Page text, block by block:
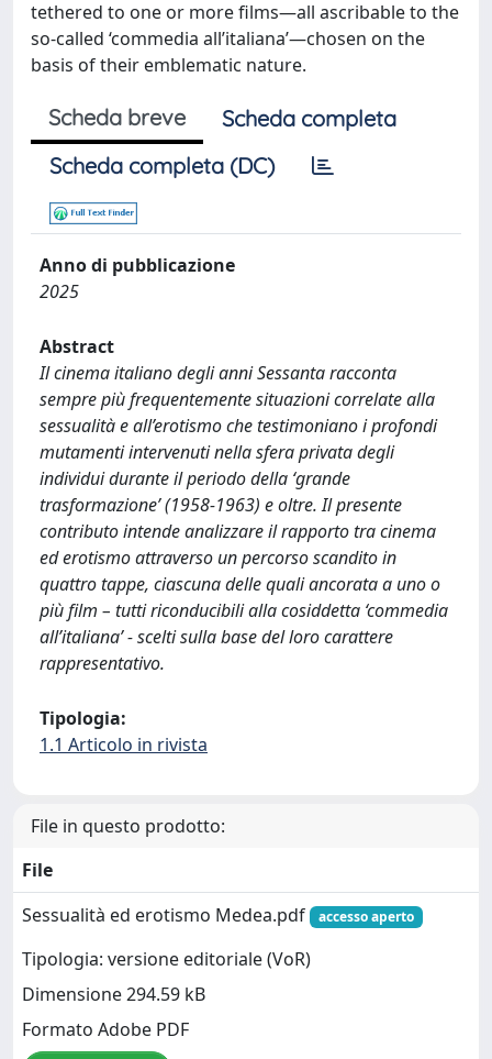
tethered to one or more films—all ascribable to the
so‑called ‘commedia all’italiana’—chosen on the
basis of their emblematic nature.
Scheda breve
Scheda completa
Scheda completa (DC)
Anno di pubblicazione
2025
Abstract
Il cinema italiano degli anni Sessanta racconta
sempre più frequentemente situazioni correlate alla
sessualità e all’erotismo che testimoniano i profondi
mutamenti intervenuti nella sfera privata degli
individui durante il periodo della ‘grande
trasformazione’ (1958-1963) e oltre. Il presente
contributo intende analizzare il rapporto tra cinema
ed erotismo attraverso un percorso scandito in
quattro tappe, ciascuna delle quali ancorata a uno o
più film – tutti riconducibili alla cosiddetta ‘commedia
all’italiana’ - scelti sulla base del loro carattere
rappresentativo.
Tipologia:
1.1 Articolo in rivista
File in questo prodotto:
File
Sessualità ed erotismo Medea.pdf
accesso aperto
Tipologia: versione editoriale (VoR)
Dimensione 294.59 kB
Formato Adobe PDF